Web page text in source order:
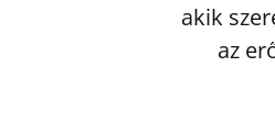
akik
az